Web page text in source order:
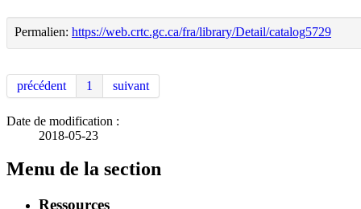
Permalien: https://web.crtc.gc.ca/fra/library/Detail/catalog5729
précédent 1 suivant
Date de modification :
2018-05-23
Menu de la section
Ressources